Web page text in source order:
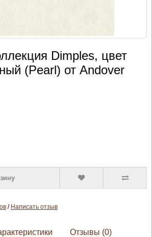
Dimples, цвет
(Pearl) от Andover
/ Написать отзыв
Отзывы (0)